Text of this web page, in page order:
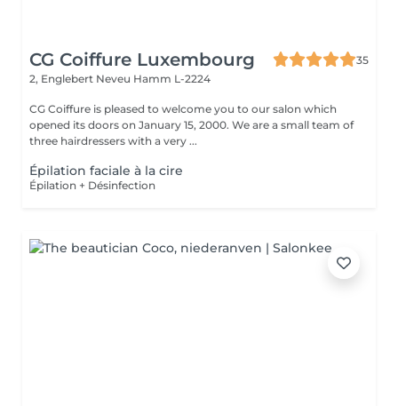
CG Coiffure Luxembourg
35
2, Englebert Neveu Hamm L-2224
CG Coiffure is pleased to welcome you to our salon which
opened its doors on January 15, 2000. We are a small team of
three hairdressers with a very ...
Épilation faciale à la cire
Épilation + Désinfection